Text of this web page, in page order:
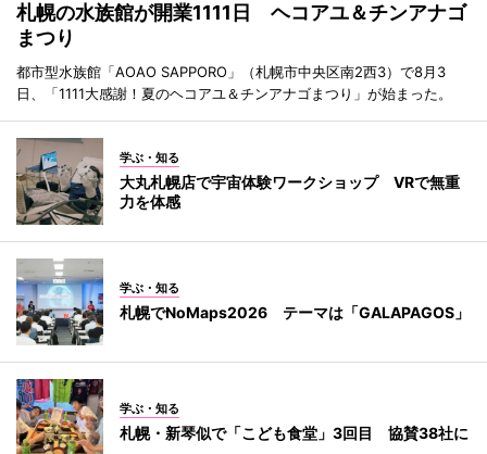
札幌の水族館が開業1111日 ヘコアユ＆チンアナゴ
まつり
都市型水族館「AOAO SAPPORO」（札幌市中央区南2西3）で8月3
日、「1111大感謝！夏のヘコアユ＆チンアナゴまつり」が始まった。
学ぶ・知る
大丸札幌店で宇宙体験ワークショップ VRで無重
力を体感
学ぶ・知る
札幌でNoMaps2026 テーマは「GALAPAGOS」
学ぶ・知る
札幌・新琴似で「こども食堂」3回目 協賛38社に